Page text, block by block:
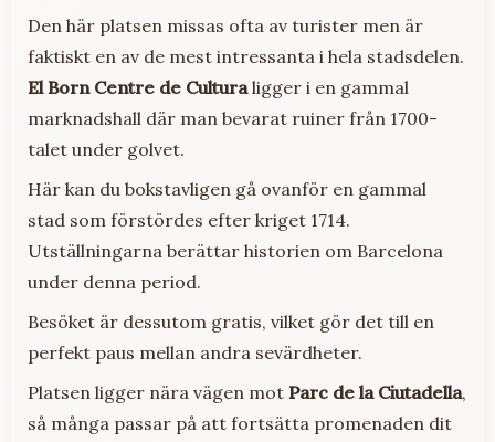
Den här platsen missas ofta av turister men är
faktiskt en av de mest intressanta i hela stadsdelen.
El Born Centre de Culturaligger i en gammal
marknadshall där man bevarat ruiner från 1700-
talet under golvet.
Här kan du bokstavligen gå ovanför en gammal
stad som förstördes efter kriget 1714.
Utställningarna berättar historien om Barcelona
under denna period.
Besöket är dessutom gratis, vilket gör det till en
perfekt paus mellan andra sevärdheter.
Platsen ligger nära vägen mot Parc de la Ciutadella,
så många passar på att fortsätta promenaden dit